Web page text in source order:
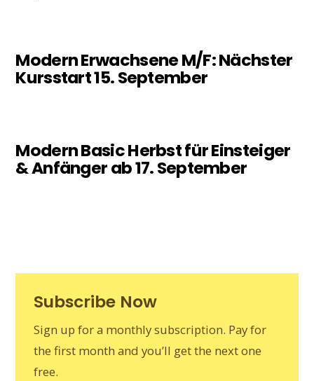
Modern Erwachsene M/F: Nächster
Kursstart 15. September
Modern Basic Herbst für Einsteiger
& Anfänger ab 17. September
Subscribe Now
Sign up for a monthly subscription. Pay for
the first month and you’ll get the next one
free.